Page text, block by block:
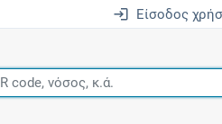
Είσοδος